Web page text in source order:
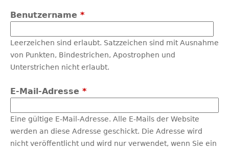
Benutzername *
Leerzeichen sind erlaubt. Satzzeichen sind mit Ausnahme
von Punkten, Bindestrichen, Apostrophen und
Unterstrichen nicht erlaubt.
E-Mail-Adresse *
Eine gültige E-Mail-Adresse. Alle E-Mails der Website
werden an diese Adresse geschickt. Die Adresse wird
nicht veröffentlicht und wird nur verwendet, wenn Sie ein